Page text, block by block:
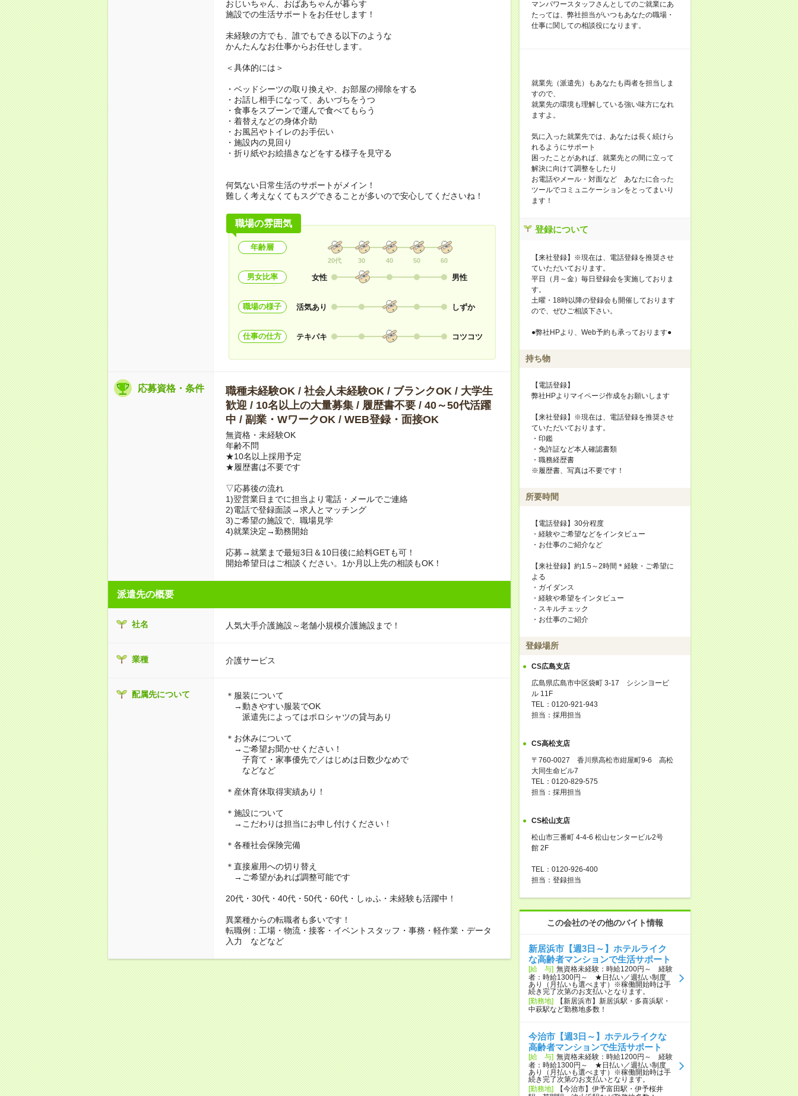
おじいちゃん、おばあちゃんが暮らす
施設での生活サポートをお任せします！
未経験の方でも、誰でもできる以下のような
かんたんなお仕事からお任せします。
＜具体的には＞
・ベッドシーツの取り換えや、お部屋の掃除をする
・お話し相手になって、あいづちをうつ
・食事をスプーンで運んで食べてもらう
・着替えなどの身体介助
・お風呂やトイレのお手伝い
・施設内の見回り
・折り紙やお絵描きなどをする様子を見守る
何気ない日常生活のサポートがメイン！
難しく考えなくてもスグできることが多いので安心してくださいね！
職場の雰囲気
年齢層
20代 30 40 50 60
男女比率 女性 男性
職場の様子 活気あり しずか
仕事の仕方 テキパキ コツコツ
応募資格・条件
職種未経験OK / 社会人未経験OK / ブランクOK / 大学生
歓迎 / 10名以上の大量募集 / 履歴書不要 / 40～50代活躍
中 / 副業・WワークOK / WEB登録・面接OK
無資格・未経験OK
年齢不問
★10名以上採用予定
★履歴書は不要です
▽応募後の流れ
1)翌営業日までに担当より電話・メールでご連絡
2)電話で登録面談→求人とマッチング
3)ご希望の施設で、職場見学
4)就業決定→勤務開始
応募→就業まで最短3日＆10日後に給料GETも可！
開始希望日はご相談ください。1か月以上先の相談もOK！
派遣先の概要
社名 人気大手介護施設～老舗小規模介護施設まで！
業種 介護サービス
配属先について
＊服装について
→動きやすい服装でOK
派遣先によってはポロシャツの貸与あり
＊お休みについて
→ご希望お聞かせください！
子育て・家事優先で／はじめは日数少なめで
などなど
＊産休育休取得実績あり！
＊施設について
→こだわりは担当にお申し付けください！
＊各種社会保険完備
＊直接雇用への切り替え
→ご希望があれば調整可能です
20代・30代・40代・50代・60代・しゅふ・未経験も活躍中！
異業種からの転職者も多いです！
転職例：工場・物流・接客・イベントスタッフ・事務・軽作業・データ
入力 などなど
マンパワースタッフさんとしてのご就業にあ
たっては、弊社担当がいつもあなたの職場・
仕事に関しての相談役になります。
就業先（派遣先）もあなたも両者を担当しま
すので、
就業先の環境も理解している強い味方になれ
ますよ。
気に入った就業先では、あなたは長く続けら
れるようにサポート
困ったことがあれば、就業先との間に立って
解決に向けて調整をしたり
お電話やメール・対面など あなたに合った
ツールでコミュニケーションをとってまいり
ます！
登録について
【来社登録】※現在は、電話登録を推奨させ
ていただいております。
平日（月～金）毎日登録会を実施しておりま
す。
土曜・18時以降の登録会も開催しております
ので、ぜひご相談下さい。
●弊社HPより、Web予約も承っております●
持ち物
【電話登録】
弊社HPよりマイページ作成をお願いします
【来社登録】※現在は、電話登録を推奨させ
ていただいております。
・印鑑
・免許証など本人確認書類
・職務経歴書
※履歴書、写真は不要です！
所要時間
【電話登録】30分程度
・経験やご希望などをインタビュー
・お仕事のご紹介など
【来社登録】約1.5～2時間＊経験・ご希望に
よる
・ガイダンス
・経験や希望をインタビュー
・スキルチェック
・お仕事のご紹介
登録場所
CS広島支店
広島県広島市中区袋町 3-17 シシンヨービ
ル 11F
TEL：0120-921-943
担当：採用担当
CS高松支店
〒760-0027 香川県高松市紺屋町9-6 高松
大同生命ビル7
TEL：0120-829-575
担当：採用担当
CS松山支店
松山市三番町 4-4-6 松山センタービル2号
館 2F
TEL：0120-926-400
担当：登録担当
この会社のその他のバイト情報
新居浜市【週3日～】ホテルライク
な高齢者マンションで生活サポート
[給 与] 無資格未経験：時給1200円～ 経験
者：時給1300円～ ★日払い／週払い制度
あり（月払いも選べます）※稼働開始時は手
続き完了次第のお支払いとなります。
[勤務地]
【新居浜市】新居浜駅・多喜浜駅・
中萩駅など勤務地多数！
今治市【週3日～】ホテルライクな
高齢者マンションで生活サポート
[給 与] 無資格未経験：時給1200円～ 経験
者：時給1300円～ ★日払い／週払い制度
あり（月払いも選べます）※稼働開始時は手
続き完了次第のお支払いとなります。
[勤務地]
【今治市】伊予富田駅・伊予桜井